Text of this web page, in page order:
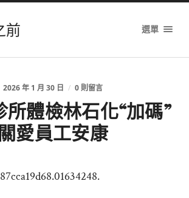
前 選單
2026 年 1 月 30 日 / 0 則留言
所體檢林石化“加碼”
愛員工安康